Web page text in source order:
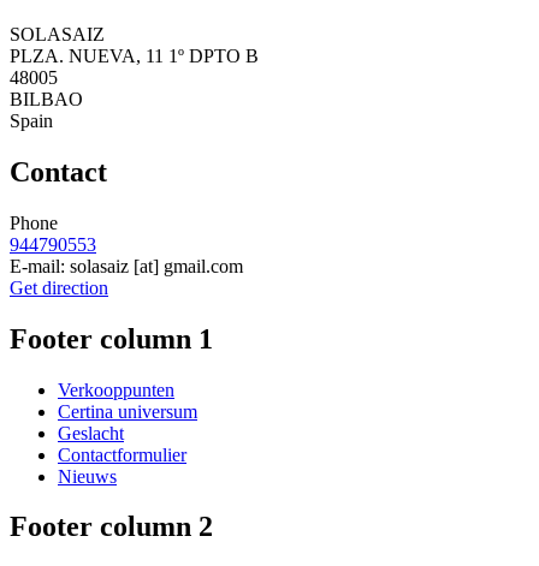
SOLASAIZ
PLZA. NUEVA, 11 1º DPTO B
48005
BILBAO
Spain
Contact
Phone
944790553
E-mail: solasaiz [at] gmail.com
Get direction
Footer column 1
Verkooppunten
Certina universum
Geslacht
Contactformulier
Nieuws
Footer column 2